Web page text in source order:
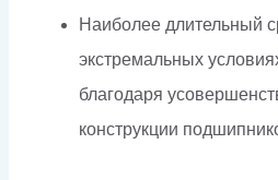
Наиболее длительный
экстремальных
благодаря
конструкции